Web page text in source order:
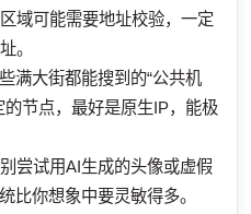
域可能需要地址校验，一定
。
满大街都能搜到的“公共机
的节点，最好是原生IP，能极
尝试用AI生成的头像或虚假
比你想象中要灵敏得多。